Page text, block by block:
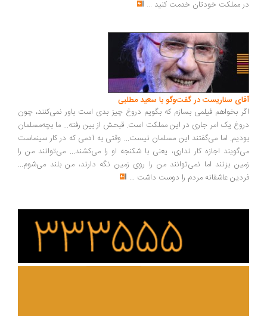
مملکت خودتان خدمت کنید...
سناریست در گفت‌وگو با سعید مطلبی
بخواهم فیلمی بسازم که بگویم دروغ چیز بدی است باور نمی‌کنند، چون
یک امر جاری در این مملکت است. قبحش از بین رفته... ما بچه‌مسلمان
اما می‌گفتند این مسلمان نیست... وقتی به آدمی که در کار سینماست
اجازه کار نداری، یعنی با شکنجه او را می‌کشند... می‌توانند من را
بزنند اما نمی‌توانند من را روی زمین نگه دارند، من بلند می‌شوم...
عاشقانه مردم را دوست داشت ...